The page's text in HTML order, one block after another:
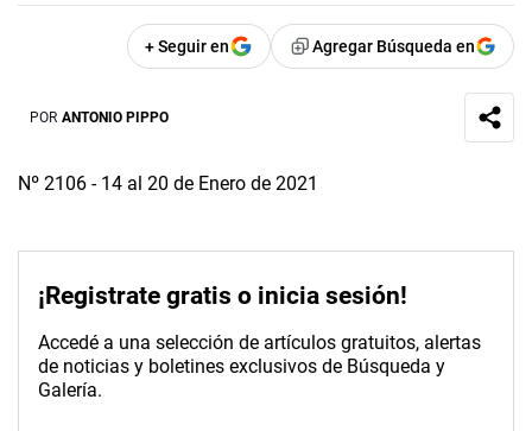
+ Seguir en Agregar Búsqueda en
POR ANTONIO PIPPO
Nº 2106 - 14 al 20 de Enero de 2021
¡Registrate gratis o inicia sesión!
Accedé a una selección de artículos gratuitos, alertas
de noticias y boletines exclusivos de Búsqueda y
Galería.